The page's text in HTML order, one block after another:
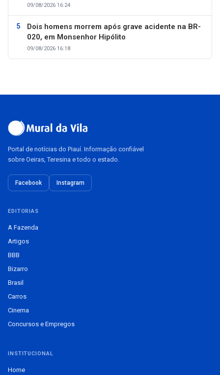
09/08/2026 16:24
Dois homens morrem após grave acidente na BR-
020, em Monsenhor Hipólito
09/08/2026 16:18
Portal de notícias do Piauí. Informação confiável
sobre Oeiras, Teresina e todo o estado.
Facebook Instagram
EDITORIAS
A Fazenda
Artigos
BBB
Bizarro
Brasil
Carros
Cinema
Concursos e Empregos
INSTITUCIONAL
Home